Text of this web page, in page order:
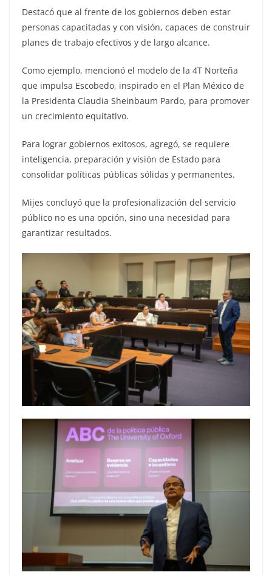
Destacó que al frente de los gobiernos deben estar
personas capacitadas y con visión, capaces de construir
planes de trabajo efectivos y de largo alcance.
Como ejemplo, mencionó el modelo de la 4T Norteña
que impulsa Escobedo, inspirado en el Plan México de
la Presidenta Claudia Sheinbaum Pardo, para promover
un crecimiento equitativo.
Para lograr gobiernos exitosos, agregó, se requiere
inteligencia, preparación y visión de Estado para
consolidar políticas públicas sólidas y permanentes.
Mijes concluyó que la profesionalización del servicio
público no es una opción, sino una necesidad para
garantizar resultados.